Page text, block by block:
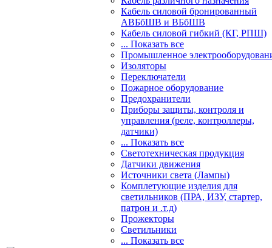
Кабель силовой бронированный
АВБбШВ и ВБбШВ
Кабель силовой гибкий (КГ, РПШ)
... Показать все
Промышленное
Изоляторы
Переключатели
Пожарное оборудование
Предохранители
Приборы защиты, контроля и
управления (реле, контроллеры,
датчики)
... Показать все
Светотехническая продукция
Датчики движения
Источники света (Лампы)
Комплетующие изделия для
светильников (ПРА, ИЗУ, стартер,
патрон и .т.д)
Прожекторы
Светильники
... Показать все